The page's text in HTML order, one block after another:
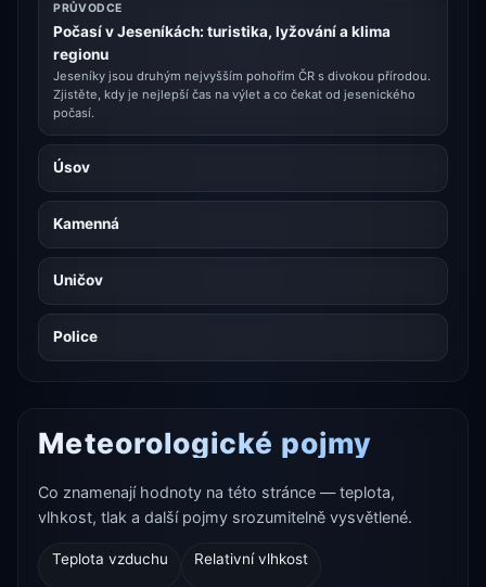
PRŮVODCE
Počasí v Jeseníkách: turistika, lyžování a klima
regionu
Jeseníky jsou druhým nejvyšším pohořím ČR s divokou přírodou.
Zjistěte, kdy je nejlepší čas na výlet a co čekat od jesenického
počasí.
Úsov
Kamenná
Uničov
Police
Meteorologické pojmy
Co znamenají hodnoty na této stránce — teplota,
vlhkost, tlak a další pojmy srozumitelně vysvětlené.
Teplota vzduchu Relativní vlhkost